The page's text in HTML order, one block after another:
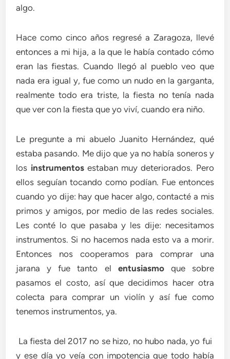
algo.
Hace como cinco años regresé a Zaragoza, llevé
entonces a mi hija, a la que le había contado cómo
eran las fiestas. Cuando llegó al pueblo veo que
nada era igual y, fue como un nudo en la garganta,
realmente todo era triste, la fiesta no tenía nada
que ver con la fiesta que yo viví, cuando era niño.
Le pregunte a mi abuelo Juanito Hernández, qué
estaba pasando. Me dijo que ya no había soneros y
los instrumentosestaban muy deteriorados. Pero
ellos seguían tocando como podían. Fue entonces
cuando yo dije: hay que hacer algo, contacté a mis
primos y amigos, por medio de las redes sociales.
Les conté lo que pasaba y les dije: necesitamos
instrumentos. Si no hacemos nada esto va a morir.
Entonces nos cooperamos para comprar una
jarana y fue tanto el entusiasmoque sobre
pasamos el costo, así que decidimos hacer otra
colecta para comprar un violín y así fue como
tenemos instrumentos, ya.
La fiesta del 2017 no se hizo, no hubo nada, yo fui
y ese día yo veía con impotencia que todo había